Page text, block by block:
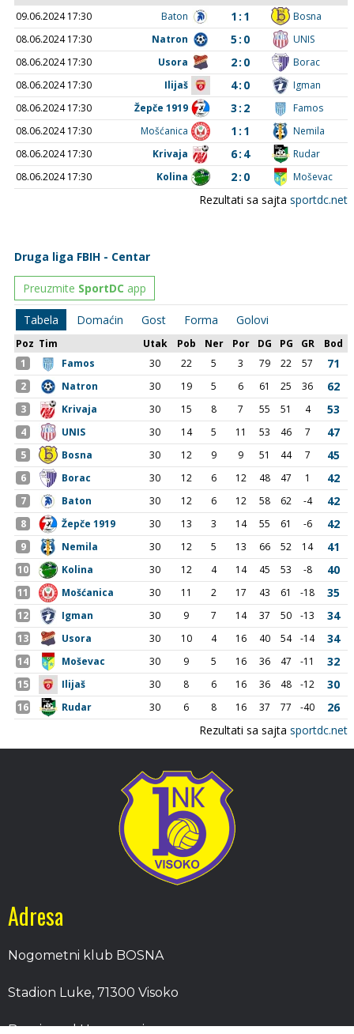
Adresa
Nogometni klub BOSNA
Stadion Luke, 71300 Visoko
Bosnia and Herzegovina